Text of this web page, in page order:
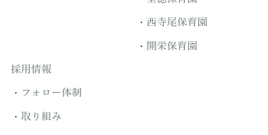
西寺尾保育園
開栄保育園
採用情報
フォロー体制
取り組み